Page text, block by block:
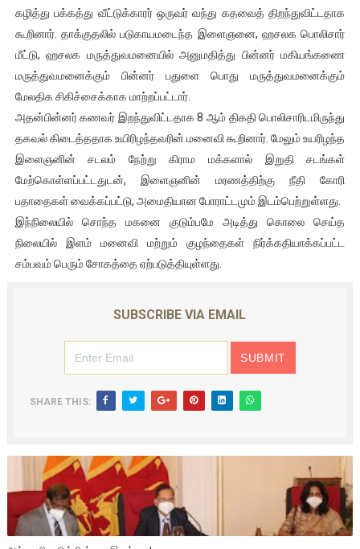
கழித்து பக்கத்து வீட்டுக்காரர் ஒருவர் வந்து கதவைத் திறந்துவிட்டதாக
கூறினார். தாக்குதலில் படுகாயமடைந்த இளைஞனை, ஹசலக பொலிசார்
மீட்டு, ஹசலக மருத்துவமனையில் அனுமதித்து பின்னர் மகியங்கணை
மருத்துவமனைக்கும் பின்னர் பதுளை பொது மருத்துவமனைக்கும்
மேலதிக சிகிச்சைக்காக மாற்றப்பட்டார்.
அதன்பின்னர் கணவர் இறந்துவிட்டதாக 8 ஆம் திகதி பொலிசாரிடமிருந்து
தகவல் கிடைத்ததாக உயிரிழந்தவரின் மனைவி கூறினார். மேலும் உயரிழந்த
இளைஞனின் சடலம் நேற்று கிராம மக்களால் இறுதி சடங்கள்
மேற்கொள்ளப்பட்டதுடன், இளைஞனின் மரணத்திற்கு நீதி கோரி
பதாதைகள் வைக்கப்பட்டு, அமைதியான போராட்டமும் இடம்பெற்றுள்ளது.
இந்நிலையில் சொந்த மகனை குடும்பமே அடித்து கொலை செய்த
நிலையில் இளம் மனைவி மற்றும் குழந்தைகள் நிர்க்கதியாக்கப்பட்ட
சம்பவம் பெரும் சோகத்தை ஏற்படுத்தியுள்ளது.
SUBSCRIBE VIA EMAIL
SHARE THIS: